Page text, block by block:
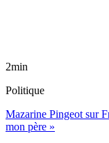
2min
Politique
Mazarine Pingeot sur
mon père »